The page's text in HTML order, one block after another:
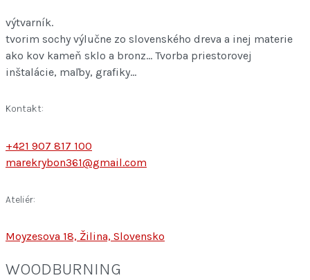
výtvarník.
tvorim sochy výlučne zo slovenského dreva a inej materie
ako kov kameň sklo a bronz... Tvorba priestorovej
inštalácie, maľby, grafiky...
Kontakt:
+421 907 817 100
marekrybon361@gmail.com
Ateliér:
Moyzesova 18, Žilina, Slovensko
WOODBURNING